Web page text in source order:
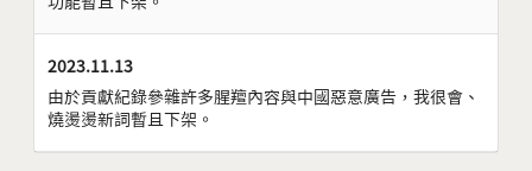
2023.11.13
由於貢獻紀錄參雜許多腥羶內容與中國惡意廣告，我很會、
燒燙燙新詞暫且下架。